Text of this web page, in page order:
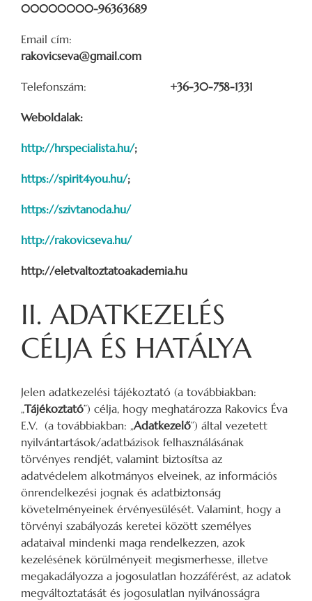
00000000-96363689
Email cím:
rakovicseva@gmail.com
Telefonszám: +36-30-758-1331
Weboldalak:
http://hrspecialista.hu/;
https://spirit4you.hu/;
https://szivtanoda.hu/
http://rakovicseva.hu/
http://eletvaltoztatoakademia.hu
II. ADATKEZELÉS
CÉLJA ÉS HATÁLYA
Jelen adatkezelési tájékoztató (a továbbiakban:
„Tájékoztató”) célja, hogy meghatározza Rakovics Éva
E.V. (a továbbiakban: „Adatkezelő”) által vezetett
nyilvántartások/adatbázisok felhasználásának
törvényes rendjét, valamint biztosítsa az
adatvédelem alkotmányos elveinek, az információs
önrendelkezési jognak és adatbiztonság
követelményeinek érvényesülését. Valamint, hogy a
törvényi szabályozás keretei között személyes
adataival mindenki maga rendelkezzen, azok
kezelésének körülményeit megismerhesse, illetve
megakadályozza a jogosulatlan hozzáférést, az adatok
megváltoztatását és jogosulatlan nyilvánosságra